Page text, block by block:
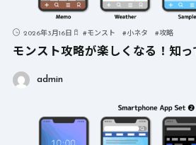
2026年3月16日 #モンスト #小ネタ #攻略
モンスト攻略が楽しくなる！知
admin